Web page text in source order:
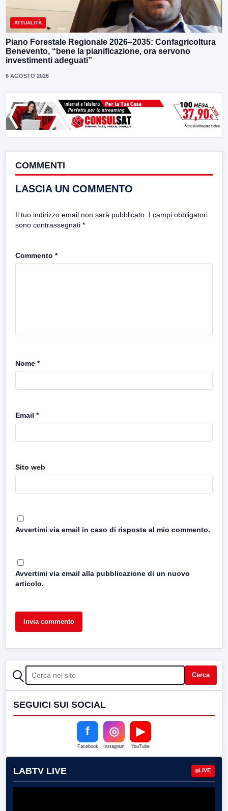
ATTUALITÀ
Piano Forestale Regionale 2026–2035: Confagricoltura
Benevento, “bene la pianificazione, ora servono
investimenti adeguati”
6 AGOSTO 2026
COMMENTI
LASCIA UN COMMENTO
Il tuo indirizzo email non sarà pubblicato. I campi obbligatori
sono contrassegnati *
Commento *
Nome *
Email *
Sito web
Avvertimi via email in caso di risposte al mio commento.
Avvertimi via email alla pubblicazione di un nuovo
articolo.
CERCA Cerca
SEGUICI SUI SOCIAL
f
Facebook
◎
Instagram
▶
YouTube
LABTV LIVE LIVE